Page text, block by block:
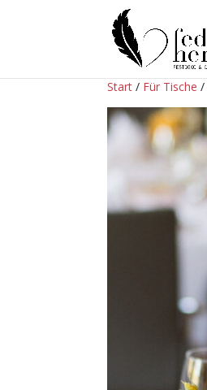
Start / Für Tische /